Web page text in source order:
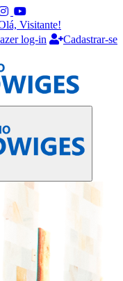
Visitante!
log-in
Cadastrar-se